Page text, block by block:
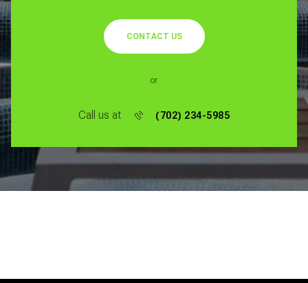
CONTACT US
or
Call us at (702) 234-5985